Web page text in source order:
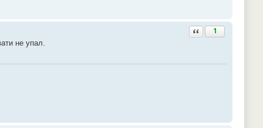
Ответить с цитатой
1
не упал.